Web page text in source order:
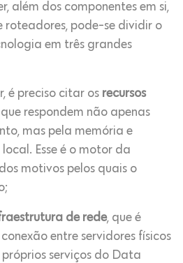
além dos componentes em si,
roteadores, pode-se dividir o
em três grandes
é preciso citar os recursos
que respondem não apenas
mas pela memória e
Esse é o motor da
motivos pelos quais o
de rede, que é
entre servidores físicos
serviços do Data